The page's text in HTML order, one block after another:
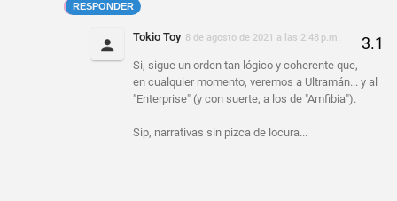
RESPONDER
Tokio Toy 8 de agosto de 2021 a las 2:48 p.m.
Si, sigue un orden tan lógico y coherente que,
en cualquier momento, veremos a Ultramán... y al
"Enterprise" (y con suerte, a los de "Amfibia").
Sip, narrativas sin pizca de locura...